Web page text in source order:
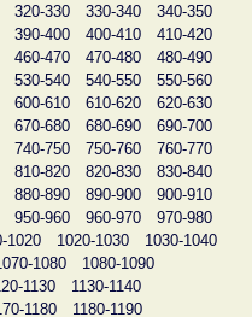
320-330 330-340
340-350
390-400 400-410
410-420
460-470 470-480
480-490
530-540 540-550
550-560
600-610 610-620
620-630
670-680 680-690
690-700
740-750 750-760
760-770
810-820 820-830
830-840
880-890 890-900
900-910
950-960 960-970
970-980
1020 1020-1030
1030-1040
1080
1080-1090
1130
1130-1140
1180
1180-1190